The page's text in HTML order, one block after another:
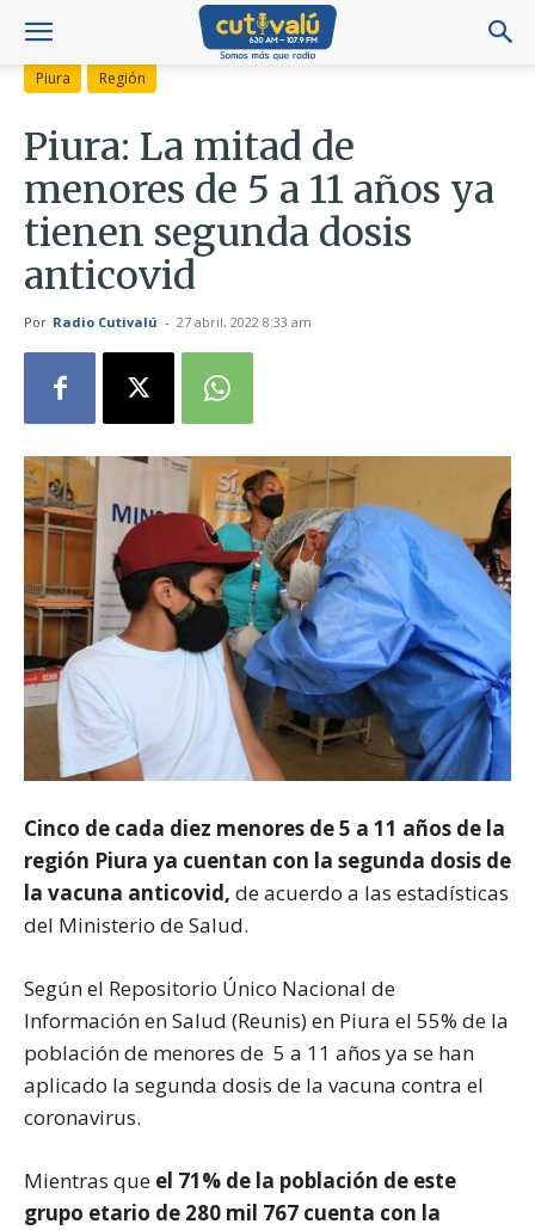
Piura Región
Piura: La mitad de
menores de 5 a 11 años ya
tienen segunda dosis
anticovid
Por Radio Cutivalú - 27 abril, 2022 8:33 am
Cinco de cada diez menores de 5 a 11 años de la
región Piura ya cuentan con la segunda dosis de
la vacuna anticovid, de acuerdo a las estadísticas
del Ministerio de Salud.
Según el Repositorio Único Nacional de
Información en Salud (Reunis) en Piura el 55% de la
población de menores de 5 a 11 años ya se han
aplicado la segunda dosis de la vacuna contra el
coronavirus.
Mientras que el 71% de la población de este
grupo etario de 280 mil 767 cuenta con la